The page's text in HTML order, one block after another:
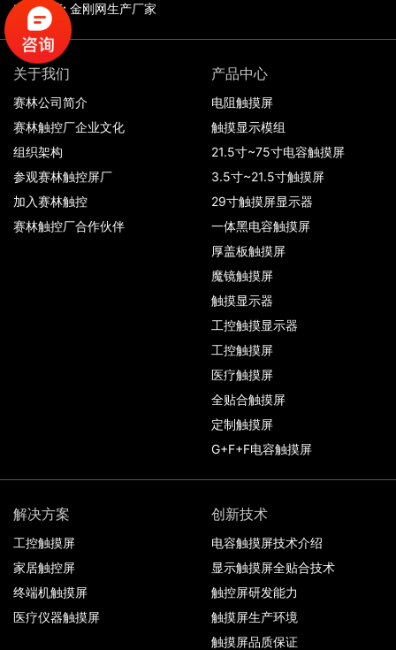
友情链接: 金刚网生产厂家
关于我们
赛林公司简介
赛林触控厂企业文化
组织架构
参观赛林触控屏厂
加入赛林触控
赛林触控厂合作伙伴
产品中心
电阻触摸屏
触摸显示模组
21.5寸~75寸电容触摸屏
3.5寸~21.5寸触摸屏
29寸触摸屏显示器
一体黑电容触摸屏
厚盖板触摸屏
魔镜触摸屏
触摸显示器
工控触摸显示器
工控触摸屏
医疗触摸屏
全贴合触摸屏
定制触摸屏
G+F+F电容触摸屏
解决方案
工控触摸屏
家居触控屏
终端机触摸屏
医疗仪器触摸屏
创新技术
电容触摸屏技术介绍
显示触摸屏全贴合技术
触控屏研发能力
触摸屏生产环境
触摸屏品质保证